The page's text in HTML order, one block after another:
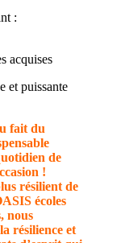
:
acquises
et puissante
fait du
de
!
résilient de
écoles
nous
résilience et